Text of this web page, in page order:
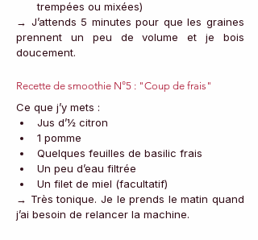
trempées ou mixées)
→ J’attends 5 minutes pour que les graines
prennent un peu de volume et je bois
doucement.
Recette de smoothie N°5 : "Coup de frais"
Ce que j’y mets :
Jus d’½ citron
1 pomme
Quelques feuilles de basilic frais
Un peu d’eau filtrée
Un filet de miel (facultatif)
→ Très tonique. Je le prends le matin quand
j’ai besoin de relancer la machine.